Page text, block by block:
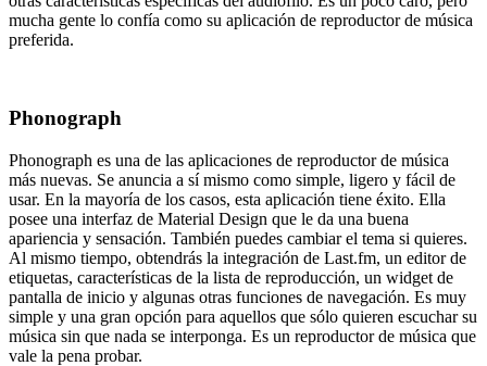
mucha gente lo confía como su aplicación de reproductor de música
preferida.
Phonograph
Phonograph es una de las aplicaciones de reproductor de música
más nuevas. Se anuncia a sí mismo como simple, ligero y fácil de
usar. En la mayoría de los casos, esta aplicación tiene éxito. Ella
posee una interfaz de Material Design que le da una buena
apariencia y sensación. También puedes cambiar el tema si quieres.
Al mismo tiempo, obtendrás la integración de Last.fm, un editor de
etiquetas, características de la lista de reproducción, un widget de
pantalla de inicio y algunas otras funciones de navegación. Es muy
simple y una gran opción para aquellos que sólo quieren escuchar su
música sin que nada se interponga. Es un reproductor de música que
vale la pena probar.